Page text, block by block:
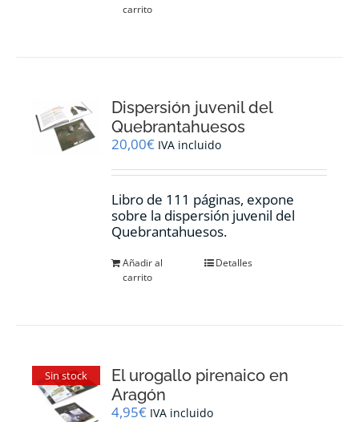
carrito
Dispersión juvenil del
Quebrantahuesos
20,00€ IVA incluido
Libro de 111 páginas, expone
sobre la dispersión juvenil del
Quebrantahuesos.
Añadir al
carrito
Detalles
Sin stock
El urogallo pirenaico en
Aragón
4,95€ IVA incluido